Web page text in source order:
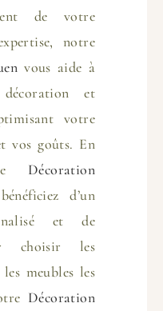
de votre
notre
vous aide à
et
votre
vos goûts. En
Décoration
d’un
et de
choisir les
meubles les
Décoration